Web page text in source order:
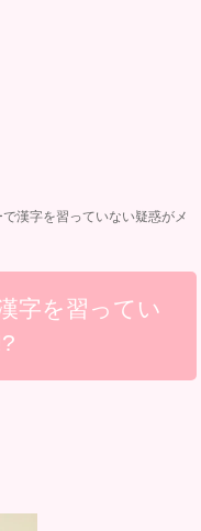
漢字を習っていない疑惑がメ
字を習ってい